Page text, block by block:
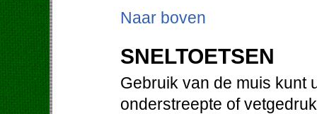
Naar boven
SNELTOETSEN
Gebruik van de muis kunt
onderstreepte of